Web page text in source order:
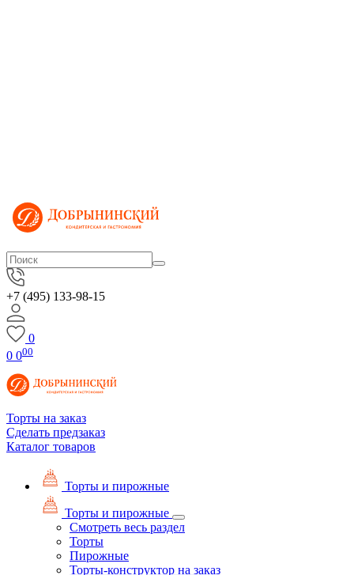
+7 (495) 133-98-15
0
0 000
Торты на заказ
Сделать предзаказ
Каталог товаров
Торты и пирожные
Торты и пирожные
Смотреть весь раздел
Торты
Пирожные
Торты-конструктор на заказ